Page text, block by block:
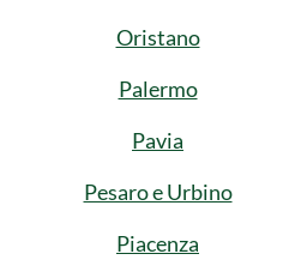
Oristano
Palermo
Pavia
Pesaro e Urbino
Piacenza